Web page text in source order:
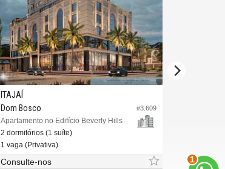
#3.609
ITAJAÍ
Dom Bosco
Apartamento no Edifício Beverly Hills
2 dormitórios (1 suíte)
1 vaga (Privativa)
Consulte-nos Consulte-